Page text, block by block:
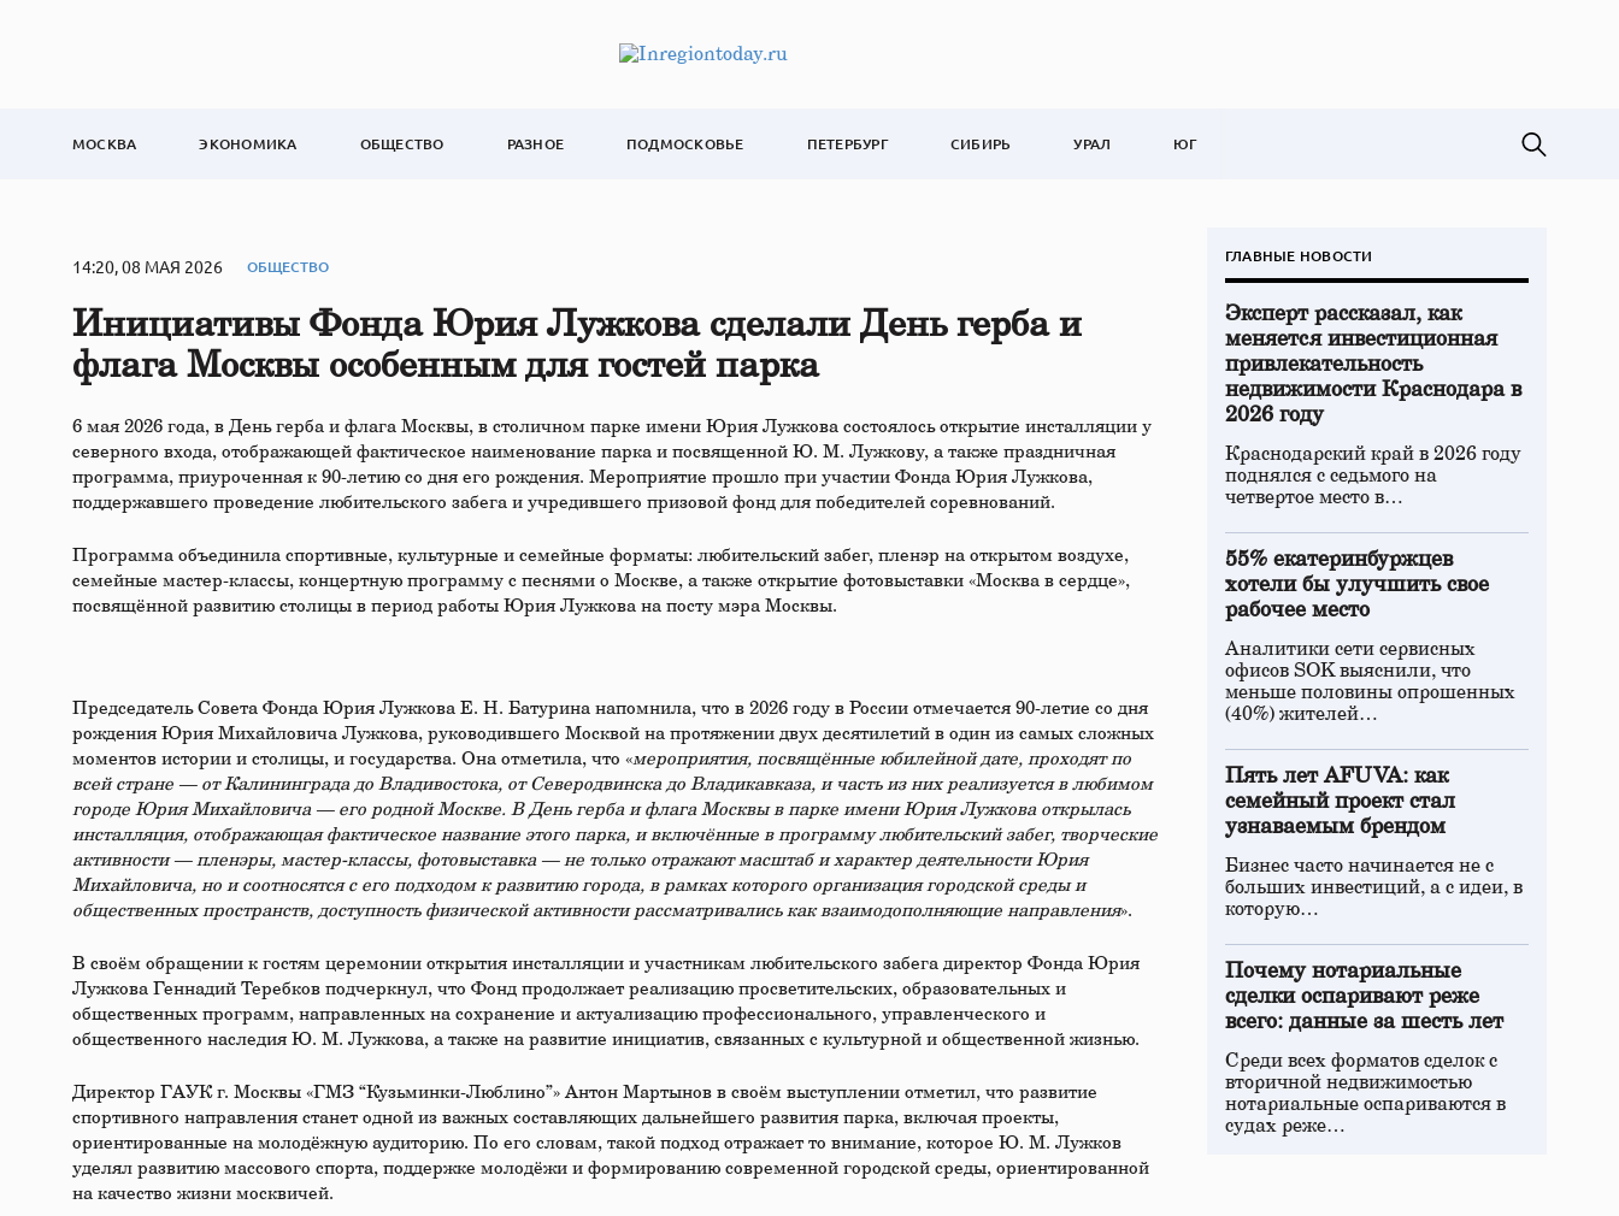
МОСКВА ЭКОНОМИКА ОБЩЕСТВО РАЗНОЕ ПОДМОСКОВЬЕ ПЕТЕРБУРГ СИБИРЬ УРАЛ ЮГ
14:20, 08 МАЯ 2026 ОБЩЕСТВО
Инициативы Фонда Юрия Лужкова сделали День герба и
флага Москвы особенным для гостей парка
6 мая 2026 года, в День герба и флага Москвы, в столичном парке имени Юрия Лужкова состоялось открытие инсталляции у
северного входа, отображающей фактическое наименование парка и посвященной Ю. М. Лужкову, а также праздничная
программа, приуроченная к 90-летию со дня его рождения. Мероприятие прошло при участии Фонда Юрия Лужкова,
поддержавшего проведение любительского забега и учредившего призовой фонд для победителей соревнований.
Программа объединила спортивные, культурные и семейные форматы: любительский забег, пленэр на открытом воздухе,
семейные мастер-классы, концертную программу с песнями о Москве, а также открытие фотовыставки «Москва в сердце»,
посвящённой развитию столицы в период работы Юрия Лужкова на посту мэра Москвы.
Председатель Совета Фонда Юрия Лужкова Е. Н. Батурина напомнила, что в 2026 году в России отмечается 90-летие со дня
рождения Юрия Михайловича Лужкова, руководившего Москвой на протяжении двух десятилетий в один из самых сложных
моментов истории и столицы, и государства. Она отметила, что «мероприятия, посвящённые юбилейной дате, проходят по
всей стране — от Калининграда до Владивостока, от Северодвинска до Владикавказа, и часть из них реализуется в любимом
городе Юрия Михайловича — его родной Москве. В День герба и флага Москвы в парке имени Юрия Лужкова открылась
инсталляция, отображающая фактическое название этого парка, и включённые в программу любительский забег, творческие
активности — пленэры, мастер-классы, фотовыставка — не только отражают масштаб и характер деятельности Юрия
Михайловича, но и соотносятся с его подходом к развитию города, в рамках которого организация городской среды и
общественных пространств, доступность физической активности рассматривались как взаимодополняющие направления».
В своём обращении к гостям церемонии открытия инсталляции и участникам любительского забега директор Фонда Юрия
Лужкова Геннадий Теребков подчеркнул, что Фонд продолжает реализацию просветительских, образовательных и
общественных программ, направленных на сохранение и актуализацию профессионального, управленческого и
общественного наследия Ю. М. Лужкова, а также на развитие инициатив, связанных с культурной и общественной жизнью.
Директор ГАУК г. Москвы «ГМЗ “Кузьминки-Люблино”» Антон Мартынов в своём выступлении отметил, что развитие
спортивного направления станет одной из важных составляющих дальнейшего развития парка, включая проекты,
ориентированные на молодёжную аудиторию. По его словам, такой подход отражает то внимание, которое Ю. М. Лужков
уделял развитию массового спорта, поддержке молодёжи и формированию современной городской среды, ориентированной
на качество жизни москвичей.
ГЛАВНЫЕ НОВОСТИ
Эксперт рассказал, как
меняется инвестиционная
привлекательность
недвижимости Краснодара в
2026 году
Краснодарский край в 2026 году
поднялся с седьмого на
четвертое место в…
55% екатеринбуржцев
хотели бы улучшить свое
рабочее место
Аналитики сети сервисных
офисов SOK выяснили, что
меньше половины опрошенных
(40%) жителей…
Пять лет AFUVA: как
семейный проект стал
узнаваемым брендом
Бизнес часто начинается не с
больших инвестиций, а с идеи, в
которую…
Почему нотариальные
сделки оспаривают реже
всего: данные за шесть лет
Среди всех форматов сделок с
вторичной недвижимостью
нотариальные оспариваются в
судах реже…